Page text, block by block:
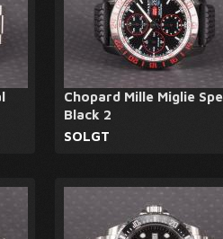
Chopard Mille Miglie
Black 2
SOLGT